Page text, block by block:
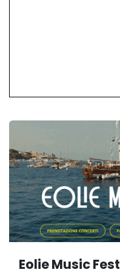
Eolie Music Fest